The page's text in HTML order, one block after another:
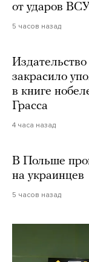
от ударов
5 часов назад
закрасило
в книге
Грасса
4 часа назад
В Польше
на украинцев
5 часов назад